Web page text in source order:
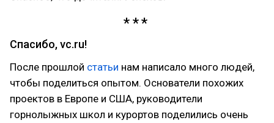
Спасибо, vc.ru!
После прошлой статьи нам написало много людей,
чтобы поделиться опытом. Основатели похожих
проектов в Европе и США, руководители
горнолыжных школ и курортов поделились очень